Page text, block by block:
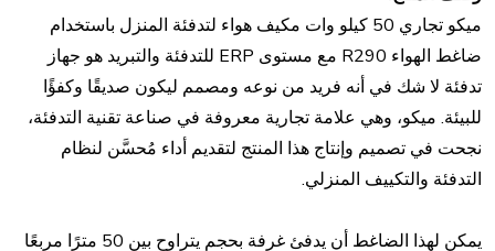
ميكو تجاري 50 كيلو وات مكيف هواء لتدفئة المنزل باستخدام
ضاغط الهواء R290 مع مستوى ERP للتدفئة والتبريد هو جهاز
تدفئة لا شك في أنه فريد من نوعه ومصمم ليكون صديقًا وكفؤًا
للبيئة. ميكو، وهي علامة تجارية معروفة في صناعة تقنية التدفئة،
نجحت في تصميم وإنتاج هذا المنتج لتقديم أداء مُحسَّن لنظام
التدفئة والتكييف المنزلي.
يمكن لهذا الضاغط أن يدفئ غرفة بحجم يتراوح بين 50 مترًا مربعًا